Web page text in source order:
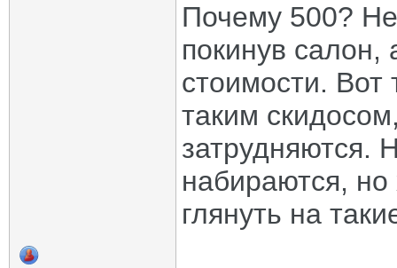
Почему 500?
покинув салон,
стоимости. Вот
таким
затрудняются.
набираются,
глянуть на